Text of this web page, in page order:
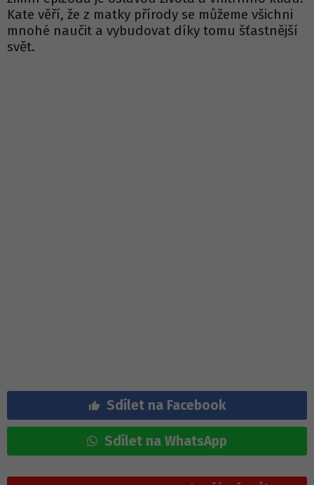
Kate věří, že z matky přírody se můžeme všichni
mnohé naučit a vybudovat díky tomu šťastnější
svět.
Sdílet na Facebook
Sdílet na WhatsApp